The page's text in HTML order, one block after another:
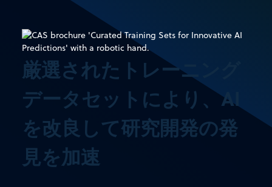
厳選されたトレーニング
データセットにより、AI
を改良して研究開発の発
見を加速